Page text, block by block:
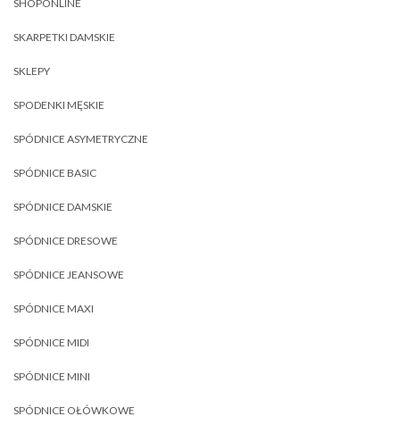
SHOPONLINE
SKARPETKI DAMSKIE
SKLEPY
SPODENKI MĘSKIE
SPÓDNICE ASYMETRYCZNE
SPÓDNICE BASIC
SPÓDNICE DAMSKIE
SPÓDNICE DRESOWE
SPÓDNICE JEANSOWE
SPÓDNICE MAXI
SPÓDNICE MIDI
SPÓDNICE MINI
SPÓDNICE OŁÓWKOWE